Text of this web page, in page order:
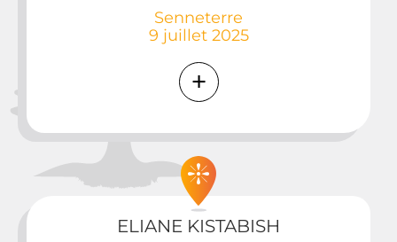
ELIANE KISTABISH
Senneterre
9 juillet 2025